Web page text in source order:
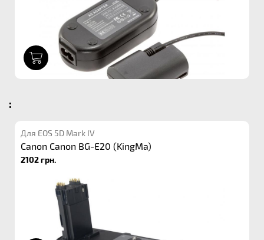
:
Для EOS 5D Mark IV
Canon Canon BG-E20 (KingMa)
2102 грн.